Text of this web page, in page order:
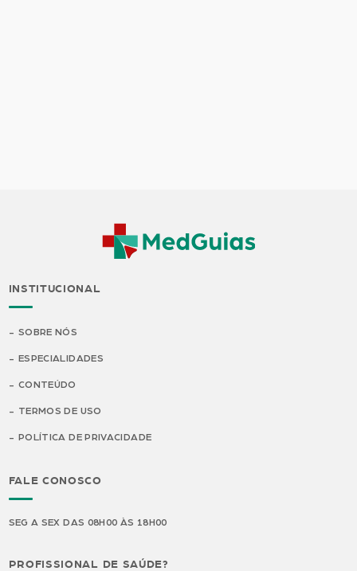
INSTITUCIONAL
SOBRE NÓS
ESPECIALIDADES
CONTEÚDO
TERMOS DE USO
POLÍTICA DE PRIVACIDADE
FALE CONOSCO
SEG A SEX DAS 08H00 ÀS 18H00
PROFISSIONAL DE SAÚDE?